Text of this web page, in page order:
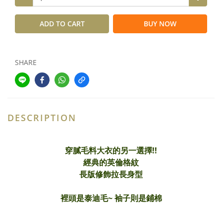
ADD TO CART BUY NOW
SHARE
DESCRIPTION
穿膩毛料大衣的另一選擇!!
經典的英倫格紋
長版修飾拉長身型
裡頭是泰迪毛~ 袖子則是鋪棉